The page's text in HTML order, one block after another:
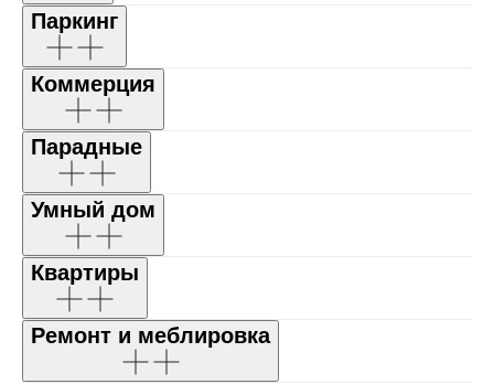
Паркинг
Коммерция
Парадные
Умный дом
Квартиры
Ремонт и меблировка